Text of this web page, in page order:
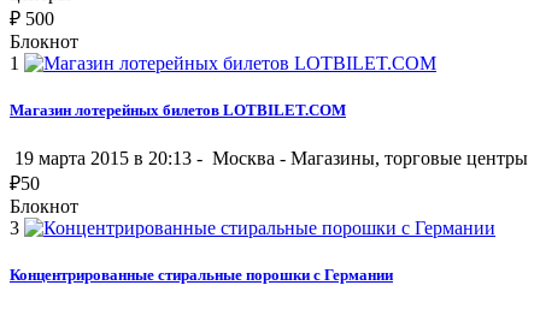
₽ 500
Блокнот
1
Магазин лотерейных билетов LOTBILET.COM
19 марта 2015 в 20:13 - Москва - Магазины, торговые центры
₽50
Блокнот
3
Концентрированные стиральные порошки с Германии